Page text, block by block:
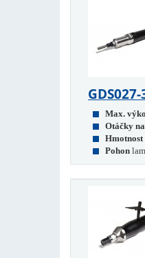
Max.
Otáčky
Hmotnost
Pohon